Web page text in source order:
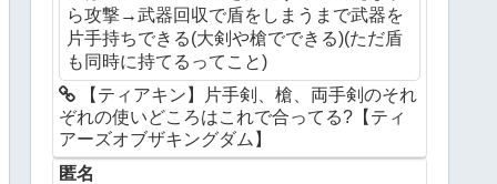
ら攻撃→武器回収で盾をしまうまで武器を
片手持ちできる(大剣や槍でできる)(ただ盾
も同時に持てるってこと)
【ティアキン】片手剣、槍、両手剣のそれ
ぞれの使いどころはこれで合ってる?【ティ
アーズオブザキングダム】
匿名